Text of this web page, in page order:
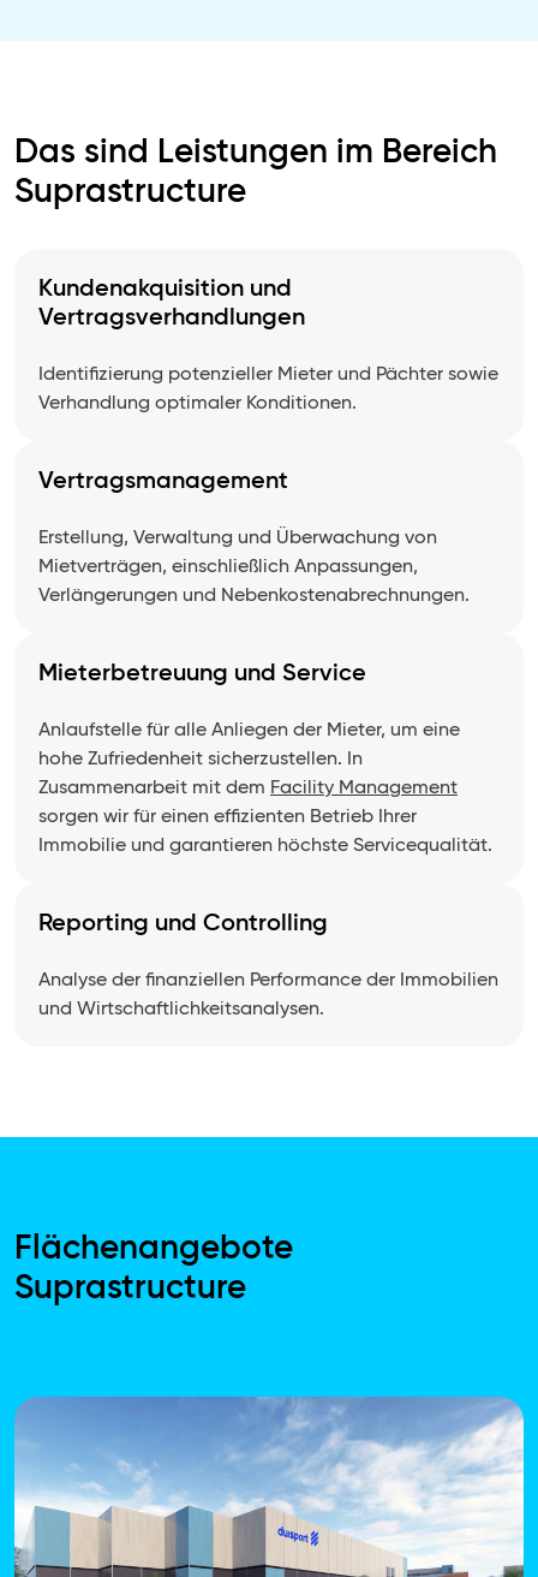
Das sind Leistungen im Bereich
Suprastructure
Kundenakquisition und
Vertragsverhandlungen
Identifizierung potenzieller Mieter und Pächter sowie
Verhandlung optimaler Konditionen.
Vertragsmanagement
Erstellung, Verwaltung und Überwachung von
Mietverträgen, einschließlich Anpassungen,
Verlängerungen und Nebenkostenabrechnungen.
Mieterbetreuung und Service
Anlaufstelle für alle Anliegen der Mieter, um eine
hohe Zufriedenheit sicherzustellen. In
Zusammenarbeit mit dem Facility Management
sorgen wir für einen effizienten Betrieb Ihrer
Immobilie und garantieren höchste Servicequalität.
Reporting und Controlling
Analyse der finanziellen Performance der Immobilien
und Wirtschaftlichkeitsanalysen.
Flächenangebote
Suprastructure